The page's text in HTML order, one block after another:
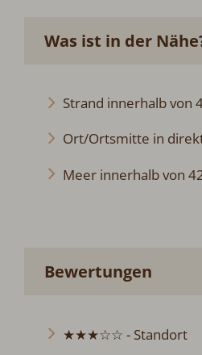
Was ist in der
Strand innerhalb von
Ort/Ortsmitte in
Meer innerhalb von
Bewertungen
★★★☆☆ - Standort